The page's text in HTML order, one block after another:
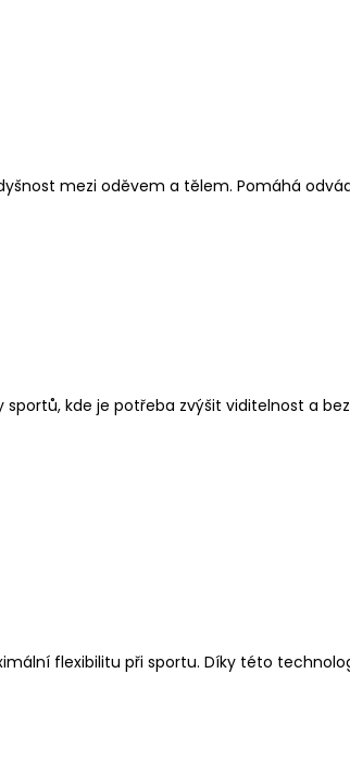
mezi oděvem a tělem. Pomáhá
kde je potřeba zvýšit viditelnost a
flexibilitu při sportu. Díky této